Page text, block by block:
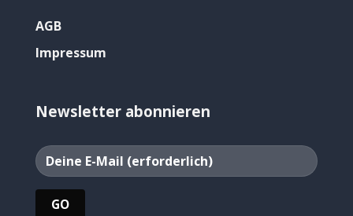
AGB
Impressum
Newsletter abonnieren